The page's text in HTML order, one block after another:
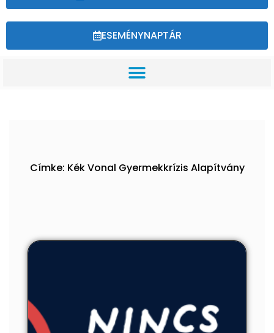
ESEMÉNYNAPTÁR
Címke: Kék Vonal Gyermekkrízis Alapítvány